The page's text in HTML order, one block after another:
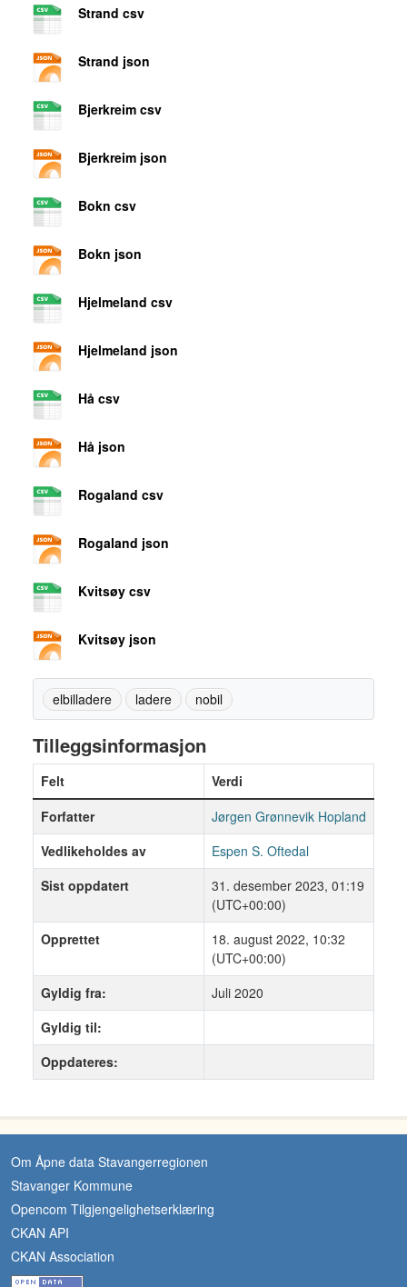
Strand csv
Strand json
Bjerkreim csv
Bjerkreim json
Bokn csv
Bokn json
Hjelmeland csv
Hjelmeland json
Hå csv
Hå json
Rogaland csv
Rogaland json
Kvitsøy csv
Kvitsøy json
elbilladere ladere nobil
Tilleggsinformasjon
Felt
Verdi
Forfatter
Jørgen Grønnevik Hopland
Vedlikeholdes av
Espen S. Oftedal
Sist oppdatert
31. desember 2023, 01:19
(UTC+00:00)
Opprettet
18. august 2022, 10:32
(UTC+00:00)
Gyldig fra:
Juli 2020
Gyldig til:
Oppdateres:
Om Åpne data Stavangerregionen
Stavanger Kommune
Opencom Tilgjengelighetserklæring
CKAN API
CKAN Association